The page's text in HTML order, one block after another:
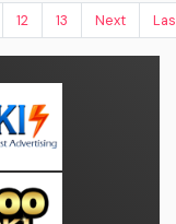
12 13 Next